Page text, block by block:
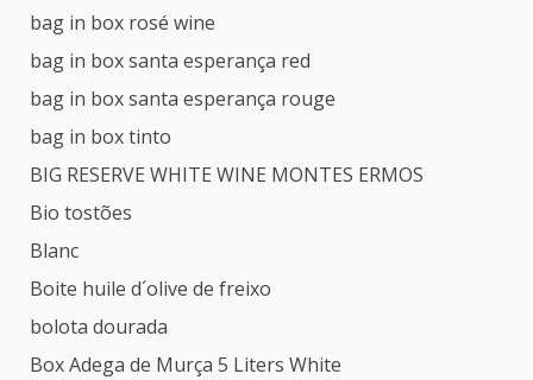
bag in box rosé wine
bag in box santa esperança red
bag in box santa esperança rouge
bag in box tinto
BIG RESERVE WHITE WINE MONTES ERMOS
Bio tostões
Blanc
Boite huile d´olive de freixo
bolota dourada
Box Adega de Murça 5 Liters White